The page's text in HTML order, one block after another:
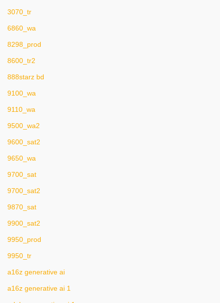
3070_tr
6860_wa
8298_prod
8600_tr2
888starz bd
9100_wa
9110_wa
9500_wa2
9600_sat2
9650_wa
9700_sat
9700_sat2
9870_sat
9900_sat2
9950_prod
9950_tr
a16z generative ai
a16z generative ai 1